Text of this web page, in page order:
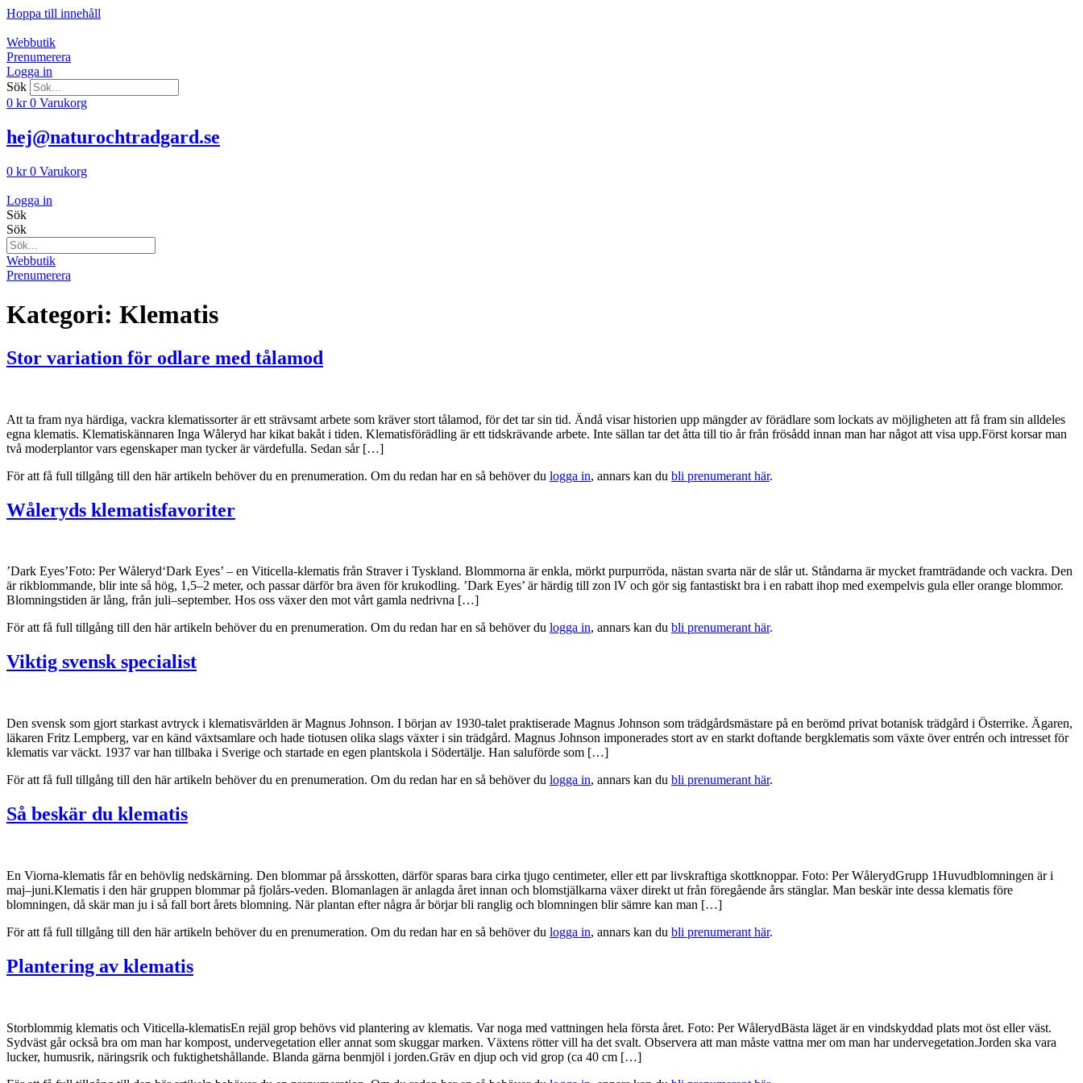
Hoppa till innehåll
Webbutik
Prenumerera
Logga in
Sök
0 kr 0 Varukorg
hej@naturochtradgard.se
0 kr 0 Varukorg
Logga in
Sök
Sök
Webbutik
Prenumerera
Kategori: Klematis
Stor variation för odlare med tålamod
Att ta fram nya härdiga, vackra klematissorter är ett strävsamt arbete som kräver stort tålamod, för det tar sin tid. Ändå visar historien upp mängder av förädlare som lockats av möjligheten att få fram sin alldeles
egna klematis. Klematiskännaren Inga Wåleryd har kikat bakåt i tiden. Klematisförädling är ett tidskrävande arbete. Inte sällan tar det åtta till tio år från frösådd innan man har något att visa upp.Först korsar man
två moderplantor vars egenskaper man tycker är värdefulla. Sedan sår […]
För att få full tillgång till den här artikeln behöver du en prenumeration. Om du redan har en så behöver du logga in, annars kan du bli prenumerant här.
Wåleryds klematisfavoriter
’Dark Eyes’Foto: Per Wåleryd‘Dark Eyes’ – en Viticella-klematis från Straver i Tyskland. Blommorna är enkla, mörkt purpurröda, nästan svarta när de slår ut. Ståndarna är mycket framträdande och vackra. Den
är rikblommande, blir inte så hög, 1,5–2 meter, och passar därför bra även för krukodling. ’Dark Eyes’ är härdig till zon lV och gör sig fantastiskt bra i en rabatt ihop med exempelvis gula eller orange blommor.
Blomningstiden är lång, från juli–september. Hos oss växer den mot vårt gamla nedrivna […]
För att få full tillgång till den här artikeln behöver du en prenumeration. Om du redan har en så behöver du logga in, annars kan du bli prenumerant här.
Viktig svensk specialist
Den svensk som gjort starkast avtryck i klematisvärlden är Magnus Johnson. I början av 1930-talet praktiserade Magnus Johnson som trädgårdsmästare på en berömd privat botanisk trädgård i Österrike. Ägaren,
läkaren Fritz Lempberg, var en känd växtsamlare och hade tiotusen olika slags växter i sin trädgård. Magnus Johnson imponerades stort av en starkt doftande bergklematis som växte över entrén och intresset för
klematis var väckt. 1937 var han tillbaka i Sverige och startade en egen plantskola i Södertälje. Han saluförde som […]
För att få full tillgång till den här artikeln behöver du en prenumeration. Om du redan har en så behöver du logga in, annars kan du bli prenumerant här.
Så beskär du klematis
En Viorna-klematis får en behövlig nedskärning. Den blommar på årsskotten, därför sparas bara cirka tjugo centimeter, eller ett par livskraftiga skottknoppar. Foto: Per WålerydGrupp 1Huvudblomningen är i
maj–juni.Klematis i den här gruppen blommar på fjolårs-veden. Blomanlagen är anlagda året innan och blomstjälkarna växer direkt ut från föregående års stänglar. Man beskär inte dessa klematis före
blomningen, då skär man ju i så fall bort årets blomning. När plantan efter några år börjar bli ranglig och blomningen blir sämre kan man […]
För att få full tillgång till den här artikeln behöver du en prenumeration. Om du redan har en så behöver du logga in, annars kan du bli prenumerant här.
Plantering av klematis
Storblommig klematis och Viticella-klematisEn rejäl grop behövs vid plantering av klematis. Var noga med vattningen hela första året. Foto: Per WålerydBästa läget är en vindskyddad plats mot öst eller väst.
Sydväst går också bra om man har kompost, undervegetation eller annat som skuggar marken. Växtens rötter vill ha det svalt. Observera att man måste vattna mer om man har undervegetation.Jorden ska vara
lucker, humusrik, näringsrik och fuktighetshållande. Blanda gärna benmjöl i jorden.Gräv en djup och vid grop (ca 40 cm […]